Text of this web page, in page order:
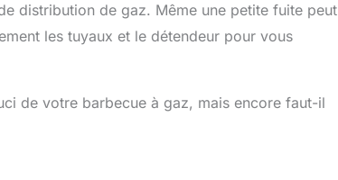
distribution de gaz. Même une petite fuite peut
les tuyaux et le détendeur pour vous
de votre barbecue à gaz, mais encore faut-il